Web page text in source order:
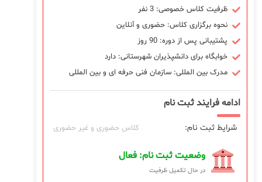
ظرفیت کلاس خصوصی: 3 نفر
نحوه برگزاری کلاس: حضوری و آنلاین
پشتیبانی پس از دوره: 90 روز
خوابگاه برای دانشپذیران شهرستانی: دارد
مدرک بین المللی: سازمان فنی حرفه ای و بین المللی
ادامه فرایند ثبت نام
شرایط ثبت نام: کلاس حضوری و غیر حضوری
وضعیت ثبت نام: فعال
در حال تکمیل ظرفیت